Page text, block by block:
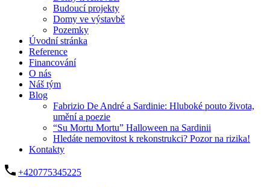
Budoucí projekty
Domy ve výstavbě
Pozemky
Úvodní stránka
Reference
Financování
O nás
Náš tým
Blog
Fabrizio De André a Sardinie: Hluboké pouto života,
umění a poezie
“Su Mortu Mortu” Halloween na Sardinii
Hledáte nemovitost k rekonstrukci? Pozor na rizika!
Kontakty
+420775345225